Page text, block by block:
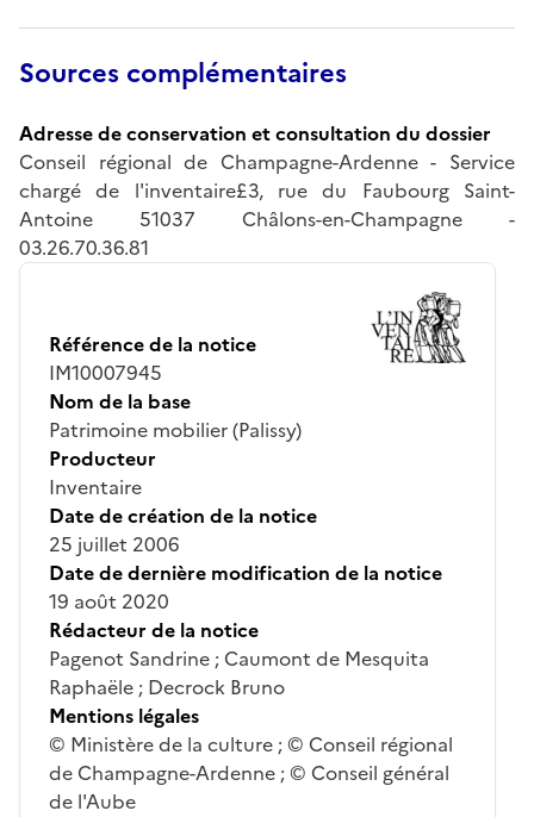
Sources complémentaires
Adresse de conservation et consultation du dossier
Conseil régional de Champagne-Ardenne - Service
chargé de l'inventaire£3, rue du Faubourg Saint-
Antoine 51037 Châlons-en-Champagne -
03.26.70.36.81
Référence de la notice
IM10007945
Nom de la base
Patrimoine mobilier (Palissy)
Producteur
Inventaire
Date de création de la notice
25 juillet 2006
Date de dernière modification de la notice
19 août 2020
Rédacteur de la notice
Pagenot Sandrine ; Caumont de Mesquita
Raphaële ; Decrock Bruno
Mentions légales
© Ministère de la culture ; © Conseil régional
de Champagne-Ardenne ; © Conseil général
de l'Aube